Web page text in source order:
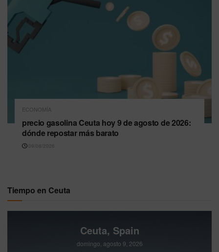
ECONOMÍA
precio gasolina Ceuta hoy 9 de agosto de 2026:
dónde repostar más barato
09/08/2026
Tiempo en Ceuta
Ceuta, Spain
domingo, agosto 9, 2026